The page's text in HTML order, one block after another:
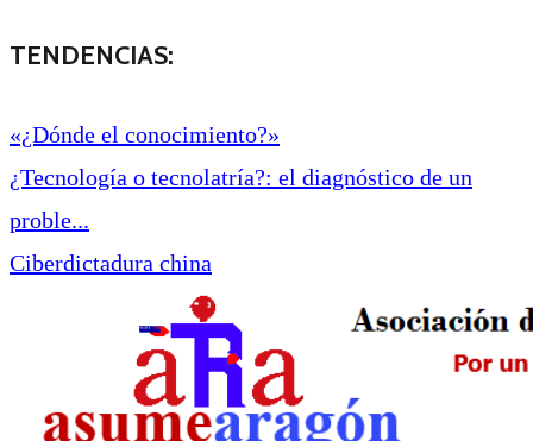
TENDENCIAS:
«¿Dónde el conocimiento?»
¿Tecnología o tecnolatría?: el diagnóstico de un
proble...
Ciberdictadura china